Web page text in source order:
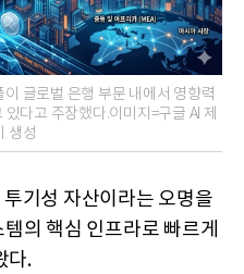
글로벌 은행 부문 내에서 영향력
다고 주장했다.이미지=구글 AI 제
생성
기성 자산이라는 오명을
의 핵심 인프라로 빠르게
다.